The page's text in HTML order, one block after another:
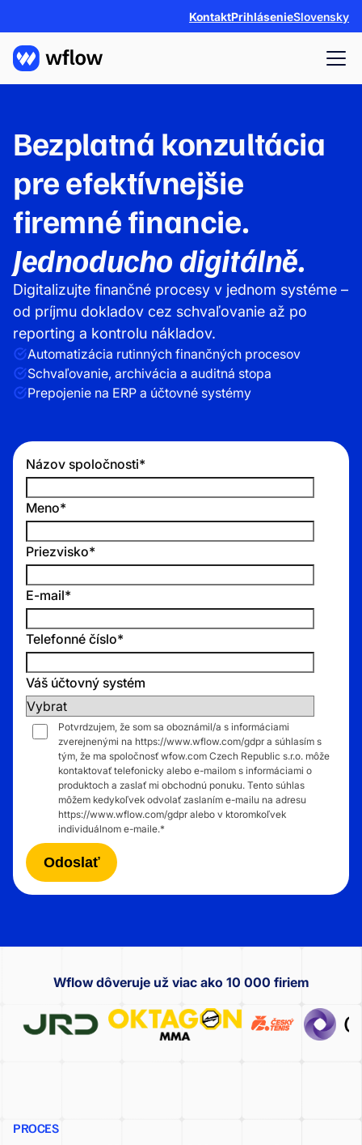
KontaktPrihlásenieSlovensky
Bezplatná konzultácia
pre efektívnejšie
firemné financie.
Jednoducho digitálně.
Digitalizujte finančné procesy v jednom systéme –
od príjmu dokladov cez schvaľovanie až po
reporting a kontrolu nákladov.
Automatizácia rutinných finančných procesov
Schvaľovanie, archivácia a auditná stopa
Prepojenie na ERP a účtovné systémy
Názov spoločnosti*
Meno*
Priezvisko*
E-mail*
Telefonné číslo*
Váš účtovný systém
Potvrdzujem, že som sa oboznámil/a s informáciami
zverejnenými na https://www.wflow.com/gdpr a súhlasím s
tým, že ma spoločnosť wfow.com Czech Republic s.r.o. môže
kontaktovať telefonicky alebo e-mailom s informáciami o
produktoch a zaslať mi obchodnú ponuku. Tento súhlas
môžem kedykoľvek odvolať zaslaním e-mailu na adresu
https://www.wflow.com/gdpr alebo v ktoromkoľvek
individuálnom e-maile.*
Wflow dôveruje už viac ako 10 000 firiem
PROCES